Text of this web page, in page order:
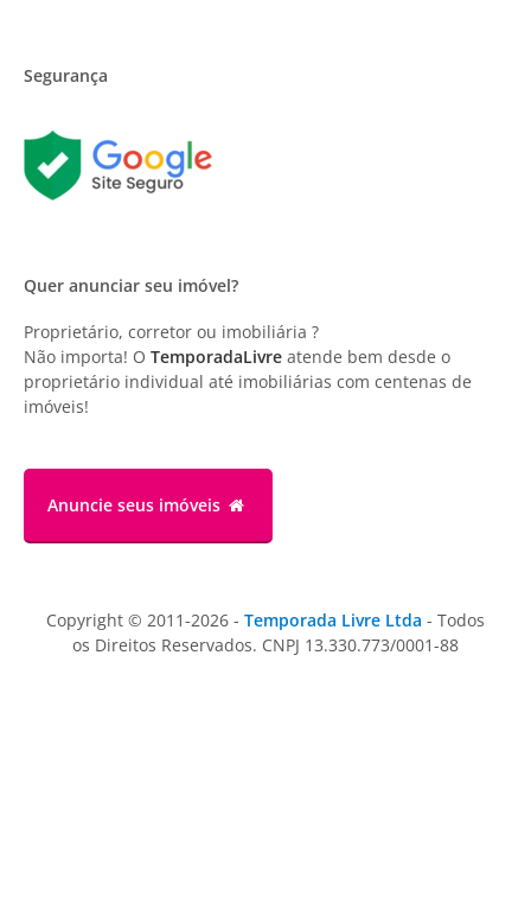
Segurança
Quer anunciar seu imóvel?
Proprietário, corretor ou imobiliária ?
Não importa! O TemporadaLivre atende bem desde o
proprietário individual até imobiliárias com centenas de
imóveis!
Anuncie seus imóveis
Copyright © 2011-2026 - Temporada Livre Ltda - Todos
os Direitos Reservados. CNPJ 13.330.773/0001-88